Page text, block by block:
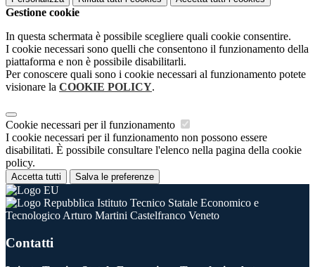
Gestione cookie
In questa schermata è possibile scegliere quali cookie consentire.
I cookie necessari sono quelli che consentono il funzionamento della
piattaforma e non è possibile disabilitarli.
Per conoscere quali sono i cookie necessari al funzionamento potete
visionare la COOKIE POLICY.
Cookie necessari per il funzionamento
I cookie necessari per il funzionamento non possono essere
disabilitati. È possibile consultare l'elenco nella pagina della cookie
policy.
Accetta tutti Salva le preferenze
Istituto Tecnico Statale Economico e
Tecnologico Arturo Martini Castelfranco Veneto
Contatti